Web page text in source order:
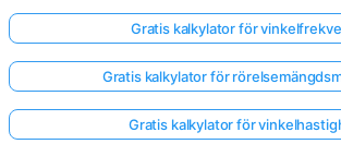
Gratis kalkylator för
Gratis kalkylator för
Gratis kalkylator för